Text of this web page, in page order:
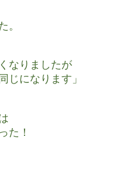
。
なりましたが
になります」
た！